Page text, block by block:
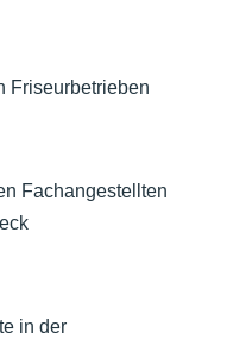
Friseurbetrieben
Fachangestellten
in der